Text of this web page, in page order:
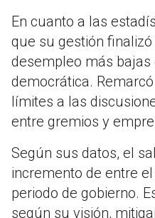
En cuanto a las
que su gestión
desempleo más bajas
democrática.
límites a las
entre gremios y
Según sus datos, el
incremento de entre
periodo de gobierno.
según su visión,